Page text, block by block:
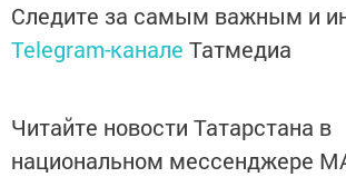
Следите за самым важным и
Telegram-канале Татмедиа
Читайте новости Татарстана в
национальном мессенджере